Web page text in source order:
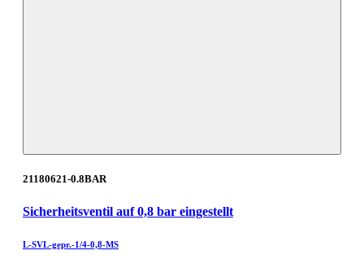
21180621-0.8BAR
Sicherheitsventil auf 0,8 bar eingestellt
L-SVL-gepr.-1/4-0,8-MS